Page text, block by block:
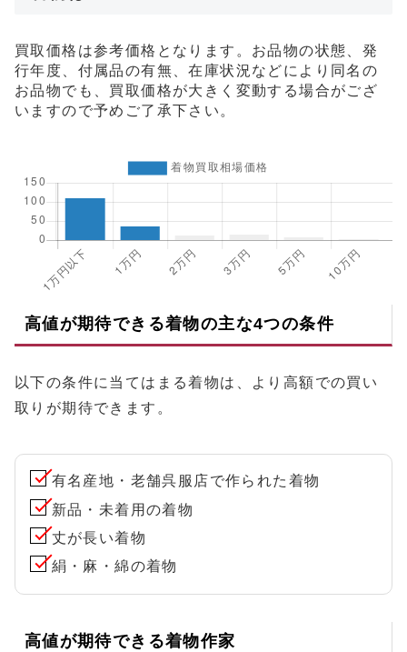
買取価格は参考価格となります。お品物の状態、発
行年度、付属品の有無、在庫状況などにより同名の
お品物でも、買取価格が大きく変動する場合がござ
いますので予めご了承下さい。
高値が期待できる着物の主な4つの条件
以下の条件に当てはまる着物は、より高額での買い
取りが期待できます。
有名産地・老舗呉服店で作られた着物
新品・未着用の着物
丈が長い着物
絹・麻・綿の着物
高値が期待できる着物作家